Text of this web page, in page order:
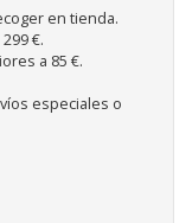
en tienda.
€.
a 85 €.
especiales o